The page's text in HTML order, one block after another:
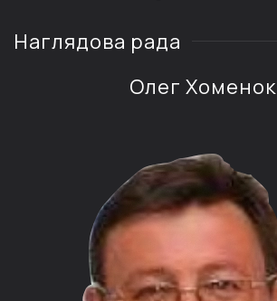
Наглядова рада
Олег Хоменок